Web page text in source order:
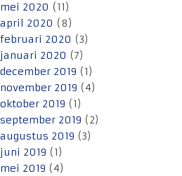
mei 2020 (11)
april 2020 (8)
februari 2020 (3)
januari 2020 (7)
december 2019 (1)
november 2019 (4)
oktober 2019 (1)
september 2019 (2)
augustus 2019 (3)
juni 2019 (1)
mei 2019 (4)